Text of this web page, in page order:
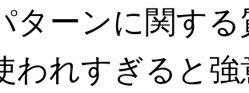
ターンに関す
われすぎると